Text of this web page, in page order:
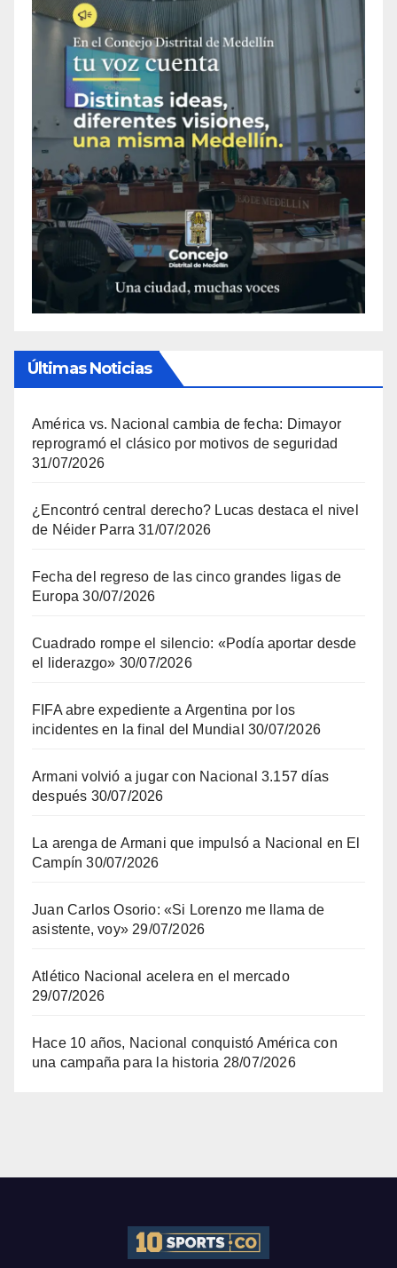
Últimas Noticias
América vs. Nacional cambia de fecha: Dimayor
reprogramó el clásico por motivos de seguridad
31/07/2026
¿Encontró central derecho? Lucas destaca el nivel
de Néider Parra 31/07/2026
Fecha del regreso de las cinco grandes ligas de
Europa 30/07/2026
Cuadrado rompe el silencio: «Podía aportar desde
el liderazgo» 30/07/2026
FIFA abre expediente a Argentina por los
incidentes en la final del Mundial 30/07/2026
Armani volvió a jugar con Nacional 3.157 días
después 30/07/2026
La arenga de Armani que impulsó a Nacional en El
Campín 30/07/2026
Juan Carlos Osorio: «Si Lorenzo me llama de
asistente, voy» 29/07/2026
Atlético Nacional acelera en el mercado
29/07/2026
Hace 10 años, Nacional conquistó América con
una campaña para la historia 28/07/2026